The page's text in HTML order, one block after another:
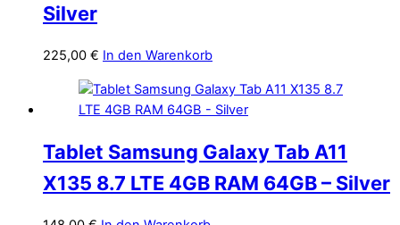
Silver
225,00 € In den Warenkorb
Tablet Samsung Galaxy Tab A11
X135 8.7 LTE 4GB RAM 64GB – Silver